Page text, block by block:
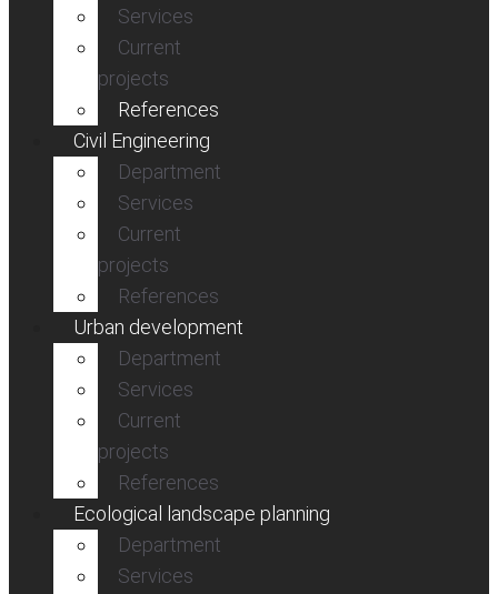
Services
Current
projects
References
Civil Engineering
Department
Services
Current
projects
References
Urban development
Department
Services
Current
projects
References
Ecological landscape planning
Department
Services